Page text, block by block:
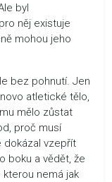
byl
něj existuje
mohou jeho
bez pohnutí. Jen
atletické tělo,
mělo zůstat
proč musí
dokázal vzepřít
boku a vědět, že
kterou nemá jak